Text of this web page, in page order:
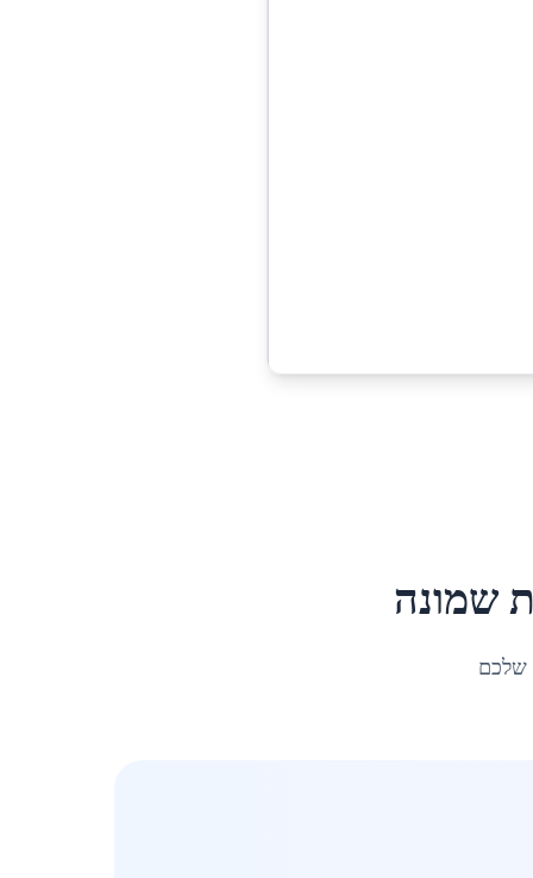
שמונה
שלכם